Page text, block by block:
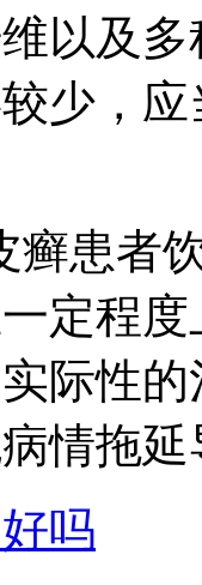
以及
少，
癣患者
定程
际性
情拖
吗